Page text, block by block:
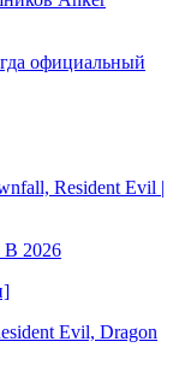
официальный
Resident Evil |
2026
Evil, Dragon